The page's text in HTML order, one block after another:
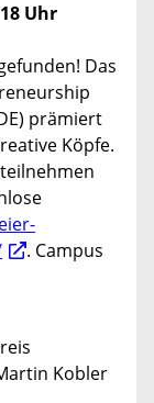
Uhr
Das
prämiert
Köpfe.
. Campus
Kobler